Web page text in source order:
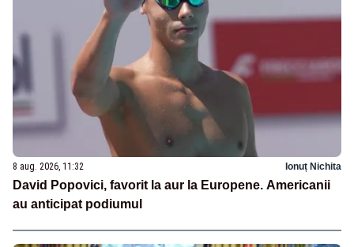
8 aug. 2026, 11:32 Ionuț Nichita
David Popovici, favorit la aur la Europene. Americanii
au anticipat podiumul